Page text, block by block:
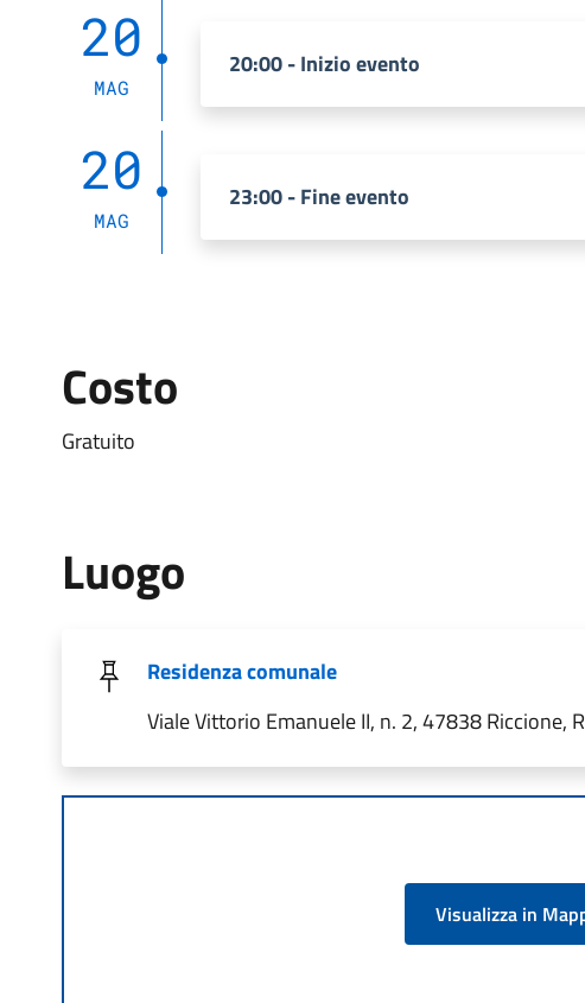
20
MAG
20:00 - Inizio evento
20
MAG
23:00 - Fine evento
Costo
Gratuito
Luogo
Residenza comunale
Viale Vittorio Emanuele II, n. 2, 47838 Riccione,
Visualizza in